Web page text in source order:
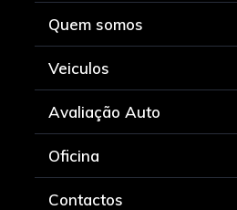
Quem somos
Veiculos
Avaliação Auto
Oficina
Contactos